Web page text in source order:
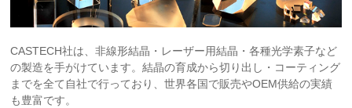
CASTECH社は、非線形結晶・レーザー用結晶・各種光学素子など
の製造を手がけています。結晶の育成から切り出し・コーティング
までを全て自社で行っており、世界各国で販売やOEM供給の実績
も豊富です。